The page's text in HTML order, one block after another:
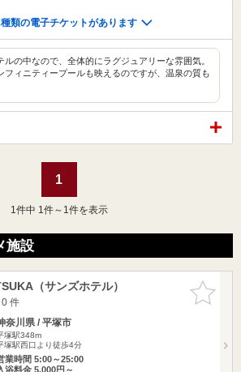
類の電子チケットがあります
ルの中なので、全体的にラグジュアリーな雰囲気。
フィニティープールも映えるのですが、温泉の質も
1
1 件中 1件～1件を表示
施設
お気に入
りに追加
（サンズホテル）
件
奈川県 / 平塚市
塚駅348m
塚駅西口より徒歩4分
業時間 5:00～25:00
浴料金 5,000円～